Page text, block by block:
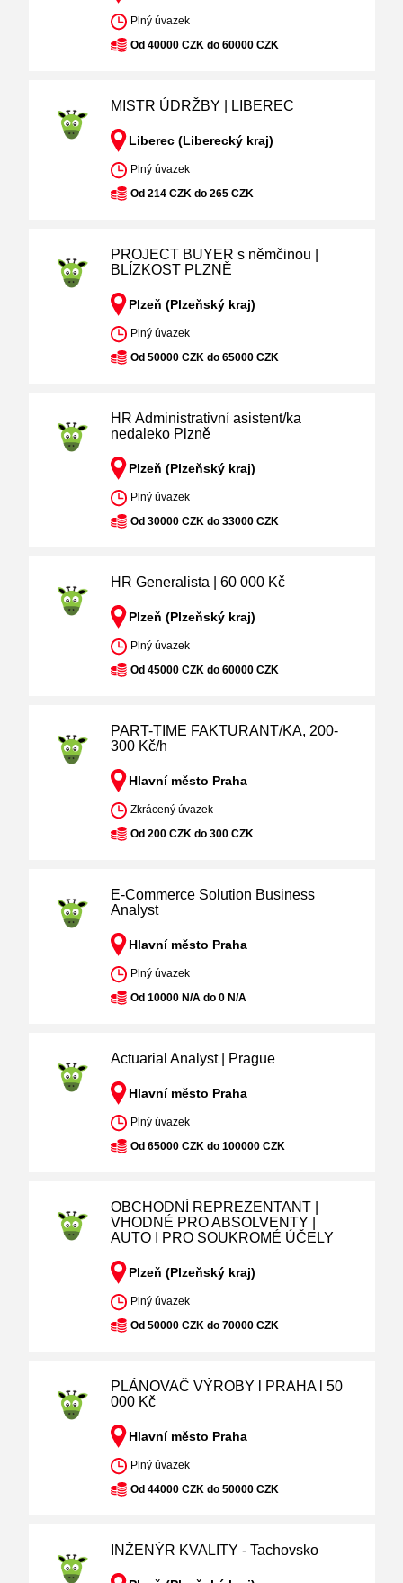
Plný úvazek
Od 40000 CZK do 60000 CZK
MISTR ÚDRŽBY | LIBEREC
Liberec (Liberecký kraj)
Plný úvazek
Od 214 CZK do 265 CZK
PROJECT BUYER s němčinou |
BLÍZKOST PLZNĚ
Plzeň (Plzeňský kraj)
Plný úvazek
Od 50000 CZK do 65000 CZK
HR Administrativní asistent/ka
nedaleko Plzně
Plzeň (Plzeňský kraj)
Plný úvazek
Od 30000 CZK do 33000 CZK
HR Generalista | 60 000 Kč
Plzeň (Plzeňský kraj)
Plný úvazek
Od 45000 CZK do 60000 CZK
PART-TIME FAKTURANT/KA, 200-
300 Kč/h
Hlavní město Praha
Zkrácený úvazek
Od 200 CZK do 300 CZK
E-Commerce Solution Business
Analyst
Hlavní město Praha
Plný úvazek
Od 10000 N/A do 0 N/A
Actuarial Analyst | Prague
Hlavní město Praha
Plný úvazek
Od 65000 CZK do 100000 CZK
OBCHODNÍ REPREZENTANT |
VHODNÉ PRO ABSOLVENTY |
AUTO I PRO SOUKROMÉ ÚČELY
Plzeň (Plzeňský kraj)
Plný úvazek
Od 50000 CZK do 70000 CZK
PLÁNOVAČ VÝROBY l PRAHA l 50
000 Kč
Hlavní město Praha
Plný úvazek
Od 44000 CZK do 50000 CZK
INŽENÝR KVALITY - Tachovsko